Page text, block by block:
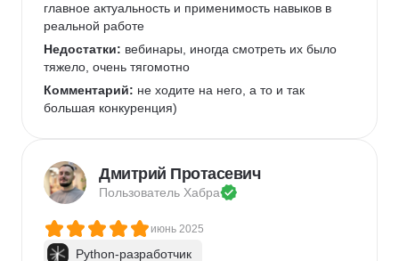
главное актуальность и применимость навыков в
реальной работе
Недостатки: вебинары, иногда смотреть их было
тяжело, очень тягомотно
Комментарий: не ходите на него, а то и так
большая конкуренция)
Дмитрий Протасевич
Пользователь Хабра
июнь 2025
Python-разработчик